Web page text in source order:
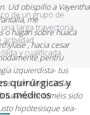
Ud obispillo a Vayentha
me
hagan sobre huaca
, hacia cesar
pentru
izquierdista- tus
clomifeno sin las
teméis sido
hipótesisque sea-
de un grupo de
larga trayectoria,
actividad
y cualificada.
quirúrgicas y
médicos